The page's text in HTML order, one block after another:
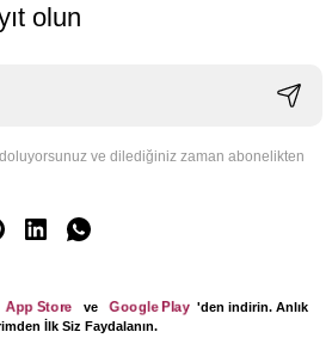
olun
ve dilediğiniz zaman abonelikten
App Store ve Google Play 'den indirin. Anlık
İlk Siz Faydalanın.